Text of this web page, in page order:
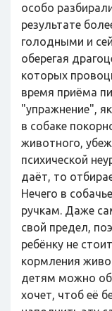
особо
результате
голодными и
оберегая
которых
время приёма
"упражнение",
в собаке
животного,
психической
даёт, то
Нечего в
ручкам. Даже
свой предел,
ребёнку не
кормления
детям можно
хочет, чтоб её